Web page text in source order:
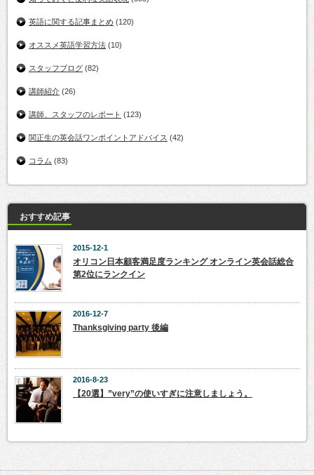
英語に関する記事まとめ (120)
オススメ英語学習方法 (10)
スタッフブログ (82)
講師紹介 (26)
講師、スタッフのレポート (123)
関正生の英会話ワンポイントアドバイス (42)
コラム (83)
おすすめ記事
2015-12-1
オリコン日本顧客満足度ランキング オンライン英会話総合
第2位にランクイン
2016-12-7
Thanksgiving party 後編
2016-8-23
【20選】”very”の使いすぎに注意しましょう。